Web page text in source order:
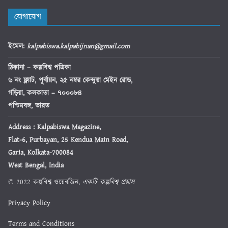
যোগাযোগ
ইমেল: kalpabiswa.kalpabijnan@gmail.com
ঠিকানা– কল্পবিশ্ব পত্রিকা
৬ নং ফ্ল্যাট, পূর্বায়ন, ২৫ নম্বর কেন্দুয়া মেইন রোড,
গড়িয়া, কলকাতা – ৭০০০৮৪
পশ্চিমবঙ্গ, ভারত
Address : Kalpabiswa Magazine,
Flat-6, Purbayan, 25 Kendua Main Road,
Garia, Kolkata-700084
West Bengal, India
© 2022 কল্পবিশ্ব ওয়েবজিন, একটি কল্পবিশ্ব প্রয়াস
Privacy Policy
Terms and Conditions